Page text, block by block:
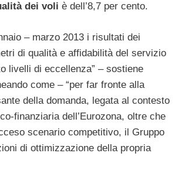
dei voli è dell’8,7 per cento.
– marzo 2013 i risultati dei
di qualità e affidabilità del servizio
livelli di eccellenza” – sostiene
come – “per far fronte alla
della domanda, legata al contesto
finanziaria dell’Eurozona, oltre che
scenario competitivo, il Gruppo
di ottimizzazione della propria